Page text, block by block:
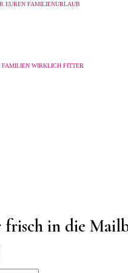
EUREN FAMILIENURLAUB
FAMILIEN WIRKLICH FITTER
in die